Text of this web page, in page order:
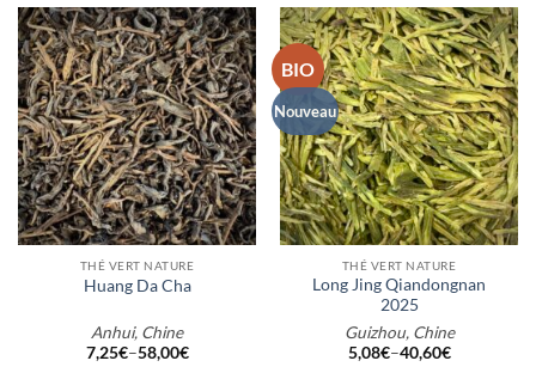
THÉ VERT NATURE
Huang Da Cha
Anhui, Chine
7,25€–58,00€
BIO
Nouveau
THÉ VERT NATURE
Long Jing Qiandongnan
2025
Guizhou, Chine
5,08€–40,60€